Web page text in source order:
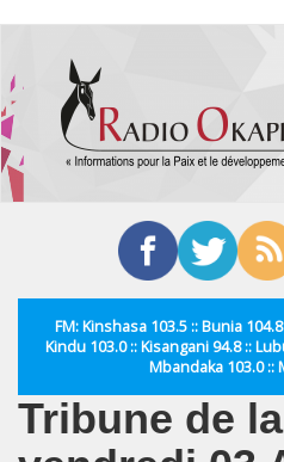
contenu
principal
FM: Kinshasa 103.5 :: Bunia
Kindu 103.0 :: Kisangani 94.8 ::
Mbandaka 103.0 ::
Tribune de